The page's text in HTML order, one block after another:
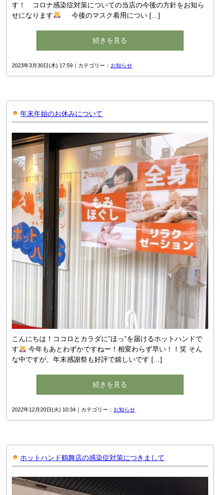
す！ コロナ感染症対策についての当店の今後の方針をお知ら
せになります
今後のマスク着用につい […]
続きを見る
2023年3月30日(木) 17:59｜カテゴリー： お知らせ
年末年始のお休みについて
こんにちは！ココロとカラダに”ほっ”を届けるホットハンドで
す
今年もあとわずかですねー！相変わらず早い！！笑 そん
な中ですが、年末感謝祭も好評で嬉しいです […]
続きを見る
2022年12月20日(火) 10:34｜カテゴリー： お知らせ
ホットハンド鶴舞店の感染症対策につきまして